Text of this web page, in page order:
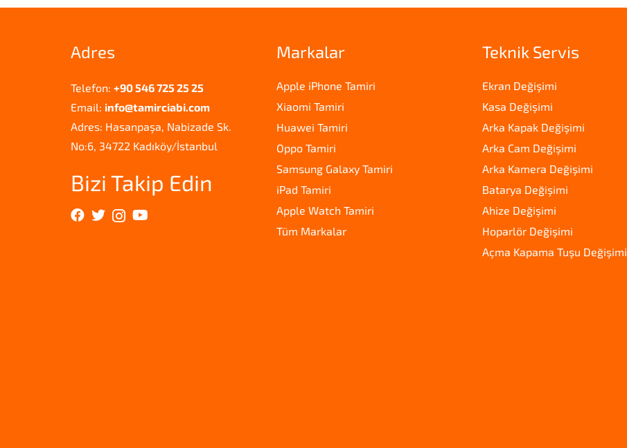
Adres
Telefon: +90 546 725 25 25
Email: info@tamirciabi.com
Adres: Hasanpaşa, Nabizade Sk.
No:6, 34722 Kadıköy/İstanbul
Bizi Takip Edin
Markalar
Apple iPhone Tamiri
Xiaomi Tamiri
Huawei Tamiri
Oppo Tamiri
Samsung Galaxy Tamiri
iPad Tamiri
Apple Watch Tamiri
Tüm Markalar
Teknik Servis
Ekran Değişimi
Kasa Değişimi
Arka Kapak Değişimi
Arka Cam Değişimi
Arka Kamera Değişimi
Batarya Değişimi
Ahize Değişimi
Hoparlör Değişimi
Açma Kapama Tuşu Değişimi